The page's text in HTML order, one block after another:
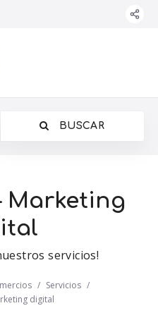
BUSCAR
Marketing
servicios!
/ Servicios /
digital